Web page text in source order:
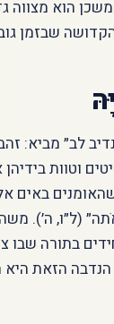
הוא מצווה
שבזמן
לב״ מביא:
וטוות
באים
(ל״ו, ה׳).
בתורה
הזאת היא